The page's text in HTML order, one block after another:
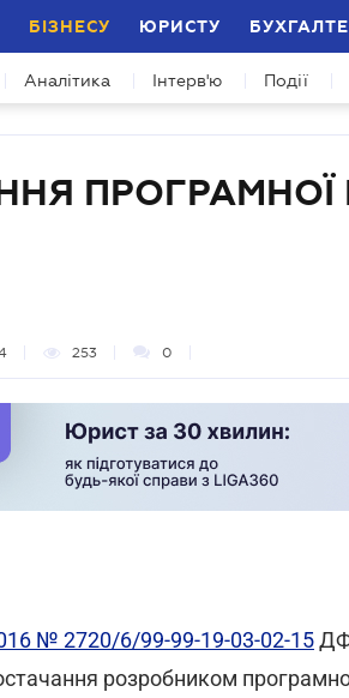
БІЗНЕСУ ЮРИСТУ
Аналітика Інтерв'ю Події
ПРОГРАМНОЇ
253 0
№ 2720/6/99-99-19-03-02-15
розробником